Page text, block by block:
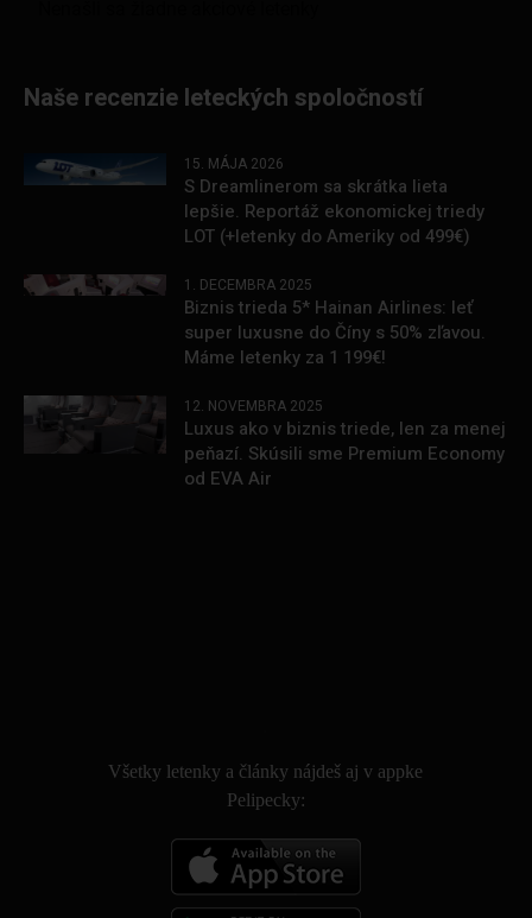
Naše recenzie leteckých spoločností
15. MÁJA 2026
S Dreamlinerom sa skrátka lieta
lepšie. Reportáž ekonomickej triedy
LOT (+letenky do Ameriky od 499€)
1. DECEMBRA 2025
Biznis trieda 5* Hainan Airlines: leť
super luxusne do Číny s 50% zľavou.
Máme letenky za 1 199€!
12. NOVEMBRA 2025
Luxus ako v biznis triede, len za menej
peňazí. Skúsili sme Premium Economy
od EVA Air
Všetky letenky a články nájdeš aj v appke
Pelipecky: